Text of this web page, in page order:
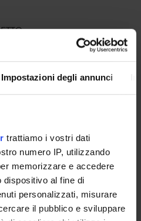
Impostazioni degli annunci
trattiamo i vostri dati
numero IP, utilizzando
memorizzare e accedere
al fine di
personalizzati, misurare
il pubblico e sviluppare